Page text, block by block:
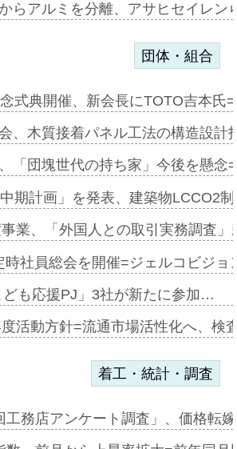
らアルミを分離、アサヒセイレ
団体・組合
式典開催、新会長にTOTO吉本氏
、木質接着パネル工法の構造設
「団塊世代の持ち家」今後を懸
期計画」を発表、建築物LCCO2
業、「外国人との取引実務調査
時社員総会を開催=ジェルコビジ
も応援PJ」3社が新たに参加…
活動方針=流通市場活性化へ、検
着工・統計・調査
工務店アンケート調査」、価格転